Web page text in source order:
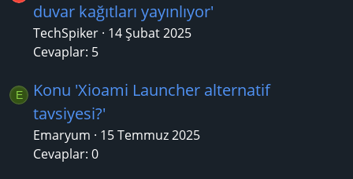
duvar kağıtları yayınlıyor'
TechSpiker 14 Şubat 2025
Cevaplar: 5
E
Konu 'Xioami Launcher alternatif
tavsiyesi?'
Emaryum
15 Temmuz 2025
Cevaplar: 0